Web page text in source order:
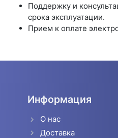
Поддержку и
срока эксплуатации.
Прием к оплате
Информация
О нас
Доставка